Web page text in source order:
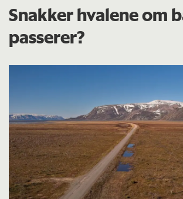
Snakker hvalene om
passerer?